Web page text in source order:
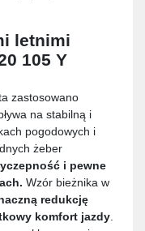
letnimi
105 Y
zastosowano
na stabilną i
pogodowych i
żeber
i pewne
Wzór bieżnika w
redukcję
komfort jazdy.